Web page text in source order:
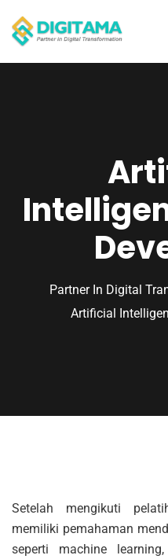
Partner In Digital
Artificial
Setelah mengikuti
memiliki pemahaman
seperti machine